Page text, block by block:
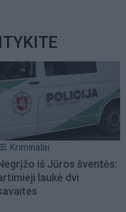
Kriminalai
iš Jūros šventės:
laukė dvi